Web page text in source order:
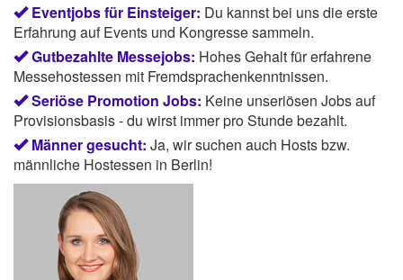
Eventjobs für Einsteiger: Du kannst bei uns die erste
Erfahrung auf Events und Kongresse sammeln.
Gutbezahlte Messejobs: Hohes Gehalt für erfahrene
Messehostessen mit Fremdsprachenkenntnissen.
Seriöse Promotion Jobs: Keine unseriösen Jobs auf
Provisionsbasis - du wirst immer pro Stunde bezahlt.
Männer gesucht: Ja, wir suchen auch Hosts bzw.
männliche Hostessen in Berlin!